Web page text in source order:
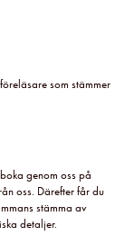
som stämmer
genom oss på
oss. Därefter får du
stämma av
detaljer.